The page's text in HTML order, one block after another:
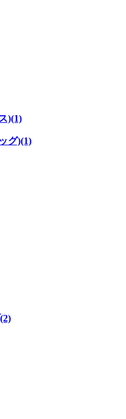
)(1)
グ)(1)